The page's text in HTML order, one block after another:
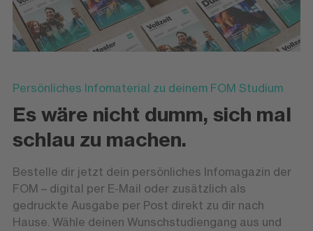
Persönliches Infomaterial zu deinem FOM Studium
Es wäre nicht dumm, sich mal
schlau zu machen.
Bestelle dir jetzt dein persönliches Infomagazin der
FOM – digital per E-Mail oder zusätzlich als
gedruckte Ausgabe per Post direkt zu dir nach
Hause. Wähle deinen Wunschstudiengang aus und